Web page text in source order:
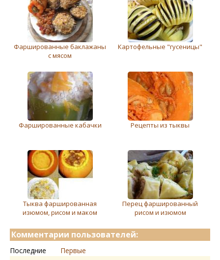
Фаршированные баклажаны
с мясом
Картофельные "гусеницы"
Фаршированные кабачки Рецепты из тыквы
Тыква фаршированная
изюмом, рисом и маком
Перец фаршированный
рисом и изюмом
Комментарии пользователей:
Последние Первые